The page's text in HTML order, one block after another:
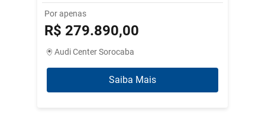
Por apenas
R$ 279.890,00
Audi Center Sorocaba
Saiba Mais